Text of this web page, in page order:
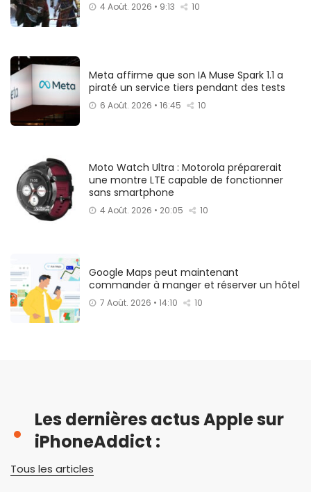
4 Août. 2026 • 9:13 10
Meta affirme que son IA Muse Spark 1.1 a
piraté un service tiers pendant des tests
6 Août. 2026 • 16:45 10
Moto Watch Ultra : Motorola préparerait
une montre LTE capable de fonctionner
sans smartphone
4 Août. 2026 • 20:05 10
Google Maps peut maintenant
commander à manger et réserver un hôtel
7 Août. 2026 • 14:10 10
Les dernières actus Apple sur
iPhoneAddict :
Tous les articles